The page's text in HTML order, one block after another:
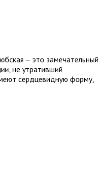
– это замечательный
не утративший
сердцевидную форму,